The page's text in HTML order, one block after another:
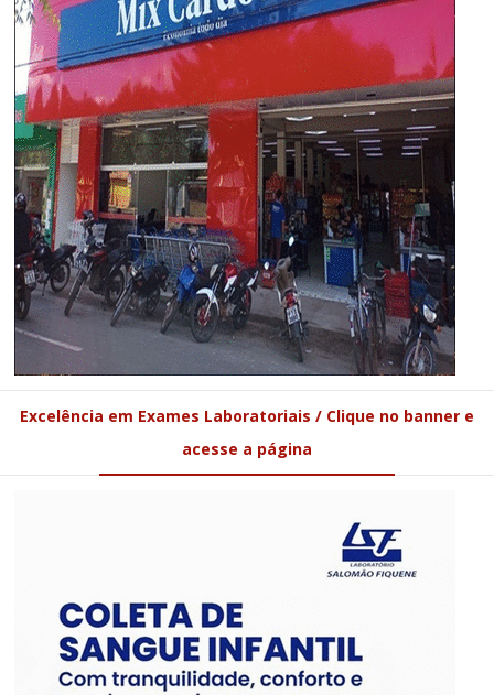
Excelência em Exames Laboratoriais / Clique no banner e
acesse a página